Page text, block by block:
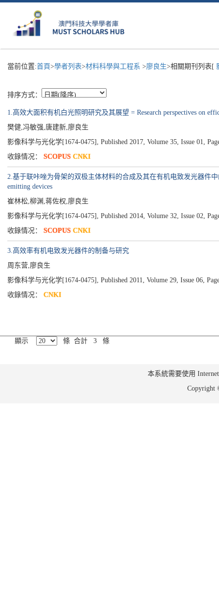
當前位置:首頁>學者列表>材料科學與工程系 >廖良生>相關期刊列表[
排序方式：
1.高效大面积有机白光照明研究及其展望 = Research perspectives on
樊健,冯敏强,唐建新,廖良生
影像科学与光化学[1674-0475], Published 2017, Volume 35, Issue 01,
收錄情况： SCOPUS CNKI
2.基于联咔唑为骨架的双极主体材料的合成及其在有机电致发光器件中
emitting devices
崔林松,柳渊,蒋佐权,廖良生
影像科学与光化学[1674-0475], Published 2014, Volume 32, Issue 02,
收錄情况： SCOPUS CNKI
3.高效率有机电致发光器件的制备与研究
周东营,廖良生
影像科学与光化学[1674-0475], Published 2011, Volume 29, Issue 06,
收錄情况： CNKI
顯示 條 合計 3 條
本系統需要使用
Copyright